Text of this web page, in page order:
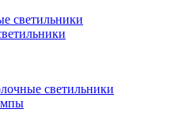
светильники
светильники